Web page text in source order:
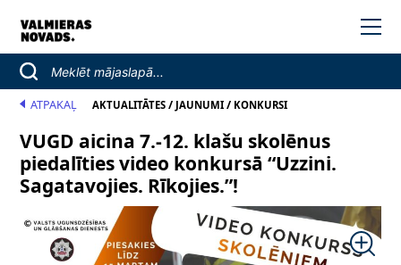
ATPAKAĻ AKTUALITĀTES/ JAUNUMI/ KONKURSI
VUGD aicina 7.-12. klašu skolēnus
piedalīties video konkursā “Uzzini.
Sagatavojies. Rīkojies.”!